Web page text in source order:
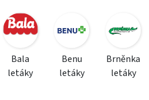
Bala
letáky
Benu
letáky
Brněnka
letáky